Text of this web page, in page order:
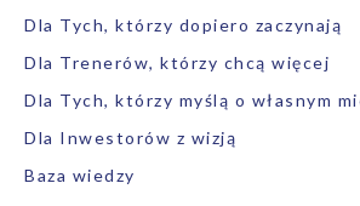
Dla Tych, którzy dopiero zaczynają
Dla Trenerów, którzy chcą więcej
Dla Tych, którzy myślą o własnym
Dla Inwestorów z wizją
Baza wiedzy